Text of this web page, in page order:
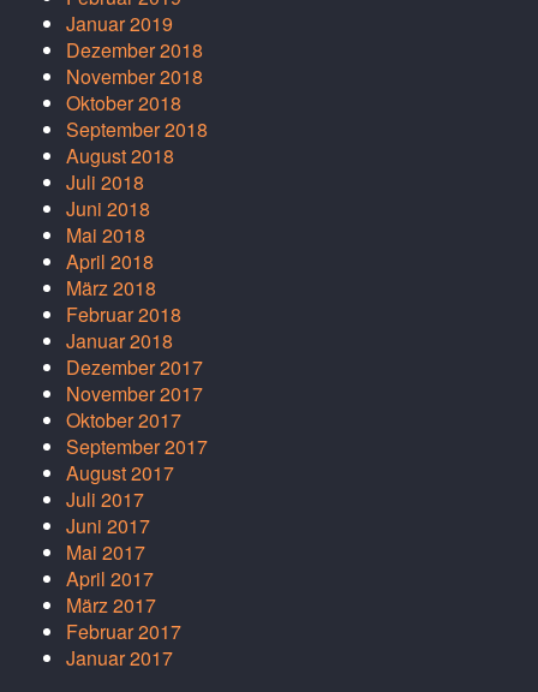
Januar 2019
Dezember 2018
November 2018
Oktober 2018
September 2018
August 2018
Juli 2018
Juni 2018
Mai 2018
April 2018
März 2018
Februar 2018
Januar 2018
Dezember 2017
November 2017
Oktober 2017
September 2017
August 2017
Juli 2017
Juni 2017
Mai 2017
April 2017
März 2017
Februar 2017
Januar 2017